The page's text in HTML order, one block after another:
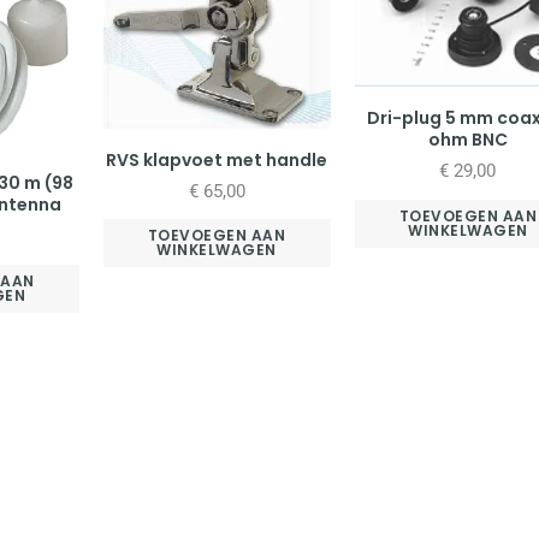
m (98
RVS klapvoet met handle
€65,00
TOEVOEGEN AAN
WINKELWAGEN
Dri-plug 5 mm
ohm BNC
€ 29,00
TOEVOEGEN AAN
WINKELWAGEN